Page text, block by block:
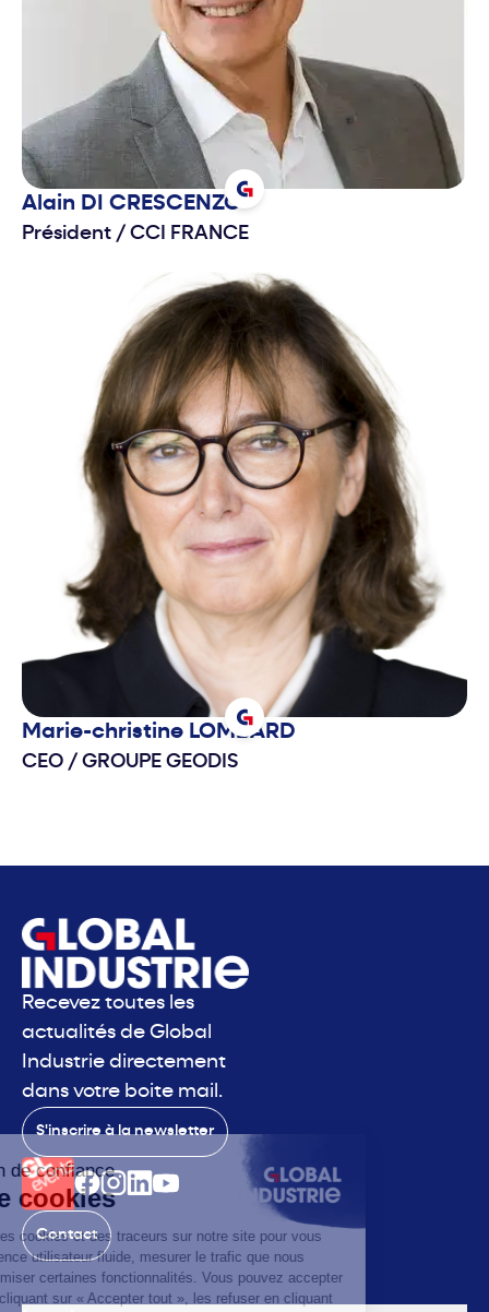
Alain DI CRESCENZO
Président / CCI FRANCE
Marie-christine LOMBARD
CEO / GROUPE GEODIS
Recevez toutes les
actualités de Global
Industrie directement
dans votre boite mail.
S'inscrire à la newsletter
Contact